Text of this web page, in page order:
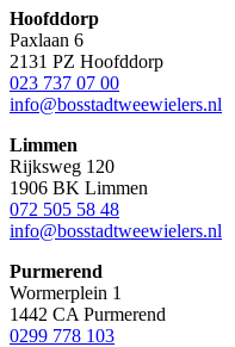
Hoofddorp
Paxlaan 6
2131 PZ Hoofddorp
023 737 07 00
info@bosstadtweewielers.nl
Limmen
Rijksweg 120
1906 BK Limmen
072 505 58 48
info@bosstadtweewielers.nl
Purmerend
Wormerplein 1
1442 CA Purmerend
0299 778 103